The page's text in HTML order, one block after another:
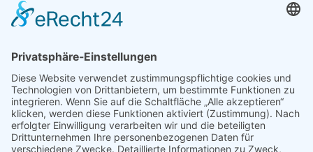
Unser Angebot
Shop
Datenschutz
Kontakt
Transparenzerklärung
BBSB-Inform: täglich aktualisierte Infos
für sehbehinderte und blinde Menschen